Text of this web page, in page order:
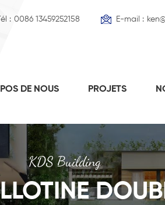
Tél : 0086 13459252158 E-mail :
DE NOUS PROJETS
KDS Building